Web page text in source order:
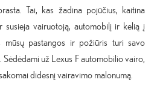
Tai, kas žadina pojūčius, kaitina
susieja vairuotoją, automobilį ir kelią į
mūsų pastangos ir požiūris turi savo
už Lexus F automobilio vairo,
didesnį vairavimo malonumą.